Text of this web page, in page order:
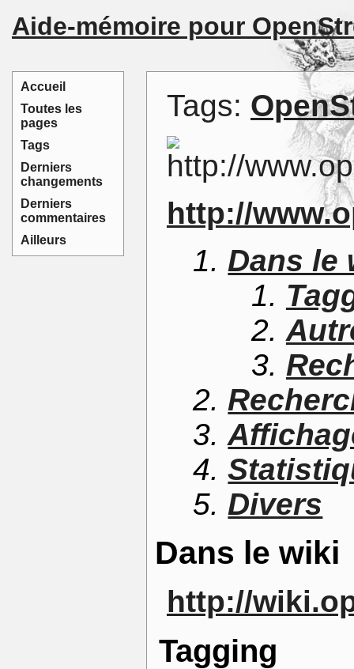
Accueil
Toutes les
pages
Tags
Derniers
changements
Derniers
commentaires
Ailleurs
Aide-mémoire pour
Tags:
http://
Dans le
Divers
Dans le wiki
http://
Tagging